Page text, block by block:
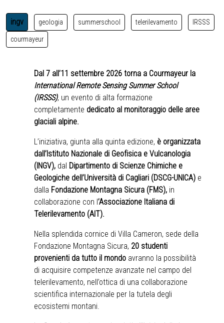
ingv geologia summerschool telerilevamento IRSSS
courmayeur
Dal 7 all’11 settembre 2026 torna a Courmayeur la
International Remote Sensing Summer School
(IRSSS), un evento di alta formazione
completamente dedicato al monitoraggio delle aree
glaciali alpine.
L’iniziativa, giunta alla quinta edizione, è organizzata
dall’Istituto Nazionale di Geofisica e Vulcanologia
(INGV), dal Dipartimento di Scienze Chimiche e
Geologiche dell’Università di Cagliari (DSCG-UNICA) e
dalla Fondazione Montagna Sicura (FMS), in
collaborazione con l ’Associazione Italiana di
Telerilevamento (AIT).
Nella splendida cornice di Villa Cameron, sede della
Fondazione Montagna Sicura, 20 studenti
provenienti da tutto il mondo avranno la possibilità
di acquisire competenze avanzate nel campo del
telerilevamento, nell’ottica di una collaborazione
scientifica internazionale per la tutela degli
ecosistemi montani.